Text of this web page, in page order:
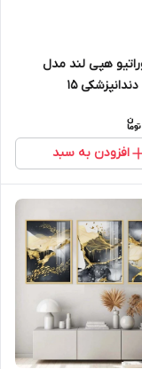
هپی لند مدل
15
افزودن به سبد